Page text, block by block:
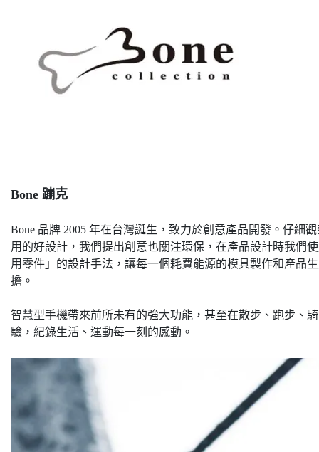
Bone 蹦克
Bone 品牌 2005 年在台灣誕生，致力於創意產品開發。仔細
用的好設計，我們提出創意也關注環保，在產品設計時我們
用零件」的設計手法，讓每一個耗費能源的模具製作和產品
擔。
智慧型手機帶來前所未有的強大功能，甚至在散步、跑步、
驗，紀錄生活、運動每一刻的感動。